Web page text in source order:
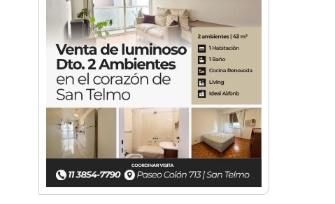
Fútbol, familia y solidaridad:
30 años del torneo de Ex
Alumnos del Colegio San José
de Morón
Bajo las estrellas: miles de
vecinos corrieron por Castelar
Norte
Morón corre de noche: llega la
primera edición del evento
atlético en Castelar
Carreras Legendarias reunió
autos, motos y aviones
históricos en Campo de Mayo